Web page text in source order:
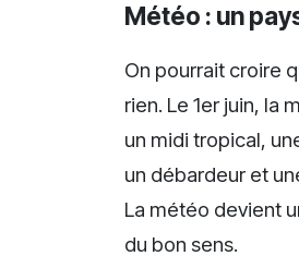
Météo : un
On pourrait croire
rien. Le 1er juin, la
un midi tropical,
un débardeur et
La météo devient
du bon sens.